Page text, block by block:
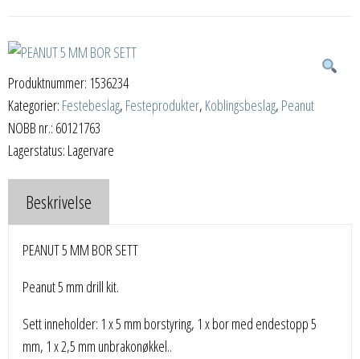
Produktnummer: 1536234
Kategorier: Festebeslag, Festeprodukter, Koblingsbeslag, Peanut
NOBB nr.: 60121763
Lagerstatus: Lagervare
Beskrivelse
PEANUT 5 MM BOR SETT
Peanut 5 mm drill kit.
Sett inneholder: 1 x 5 mm borstyring, 1 x bor med endestopp 5
mm, 1 x 2,5 mm unbrakonøkkel..